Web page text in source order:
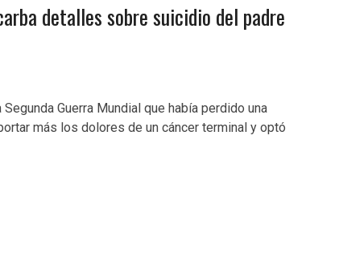
detalles sobre suicidio del padre
Guerra Mundial que había perdido una
más los dolores de un cáncer terminal y optó